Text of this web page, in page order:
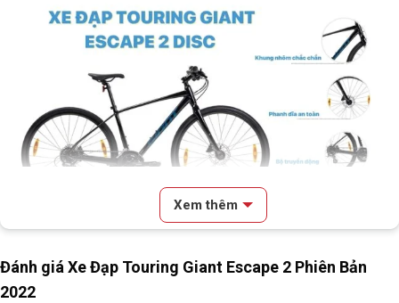
Sên (xích) KMC Z7
Giant Sports
Giant D-Fuse Alloy
Chiều cao phù hợp Trên 1m6
Lưu ý
Thông số kỹ thuật có thể sẽ
được thay đổi từ nhà sản xuất
nhằm nâng cao chất lượng sản
phẩm.
Xe đạp Touring Giant Escape 2 Disc phiên bản quốc tế chất lượng cao
Xem thêm
Đánh giá Xe Đạp Touring Giant Escape 2 Phiên Bản
2022